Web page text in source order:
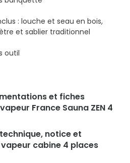
: louche et seau en bois,
et sablier traditionnel
outil
et fiches
France Sauna ZEN 4
notice et
cabine 4 places